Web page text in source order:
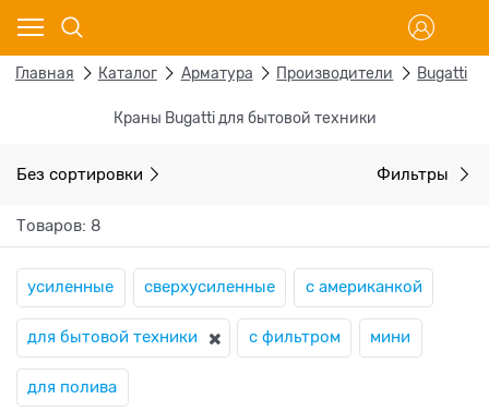
Главная Каталог Арматура Производители Bugatti
Краны Bugatti для бытовой техники
Без сортировки Фильтры
Товаров: 8
усиленные сверхусиленные с американкой
для бытовой техники с фильтром мини
для полива